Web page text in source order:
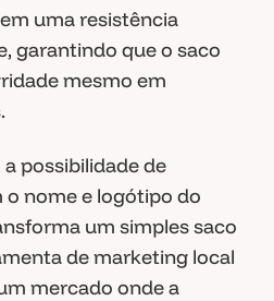
uma resistência
garantindo que o saco
mesmo em
possibilidade de
nome e logótipo do
um simples saco
de marketing local
mercado onde a